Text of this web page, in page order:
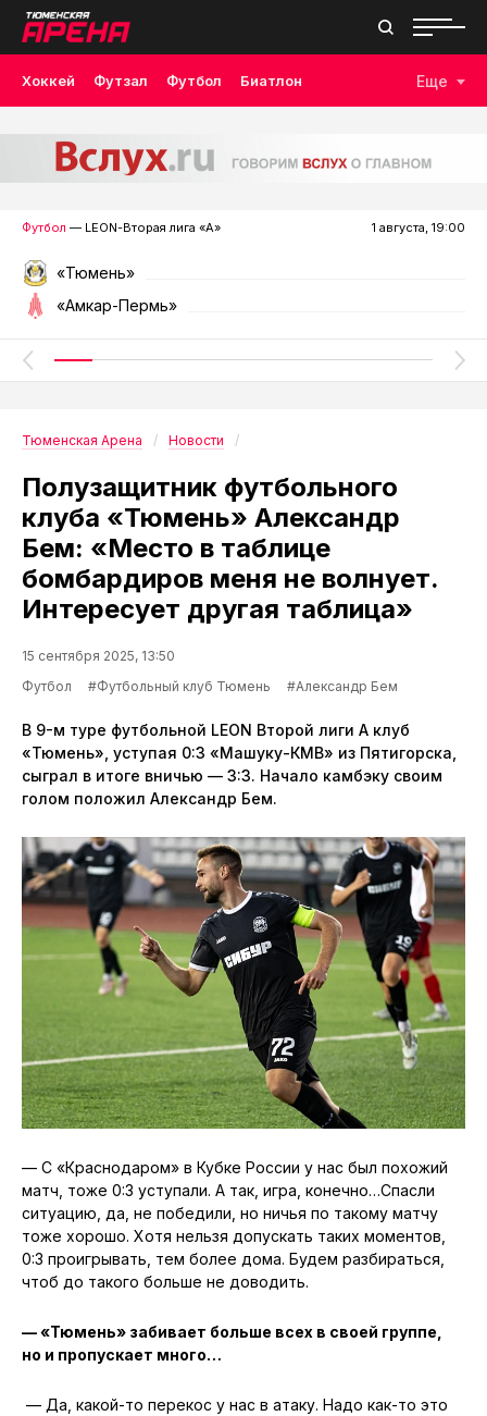
Хоккей Футзал Футбол Биатлон Еще
Футбол — LEON-Вторая лига «А» 1 августа, 19:00
«Тюмень»
«Амкар-Пермь»
Тюменская Арена Новости
Полузащитник футбольного
клуба «Тюмень» Александр
Бем: «Место в таблице
бомбардиров меня не волнует.
Интересует другая таблица»
15 сентября 2025, 13:50
Футбол
#Футбольный клуб Тюмень #Александр Бем
В 9-м туре футбольной LEON Второй лиги А клуб
«Тюмень», уступая 0:3 «Машуку-КМВ» из Пятигорска,
сыграл в итоге вничью — 3:3. Начало камбэку своим
голом положил Александр Бем.
— С «Краснодаром» в Кубке России у нас был похожий
матч, тоже 0:3 уступали. А так, игра, конечно…Спасли
ситуацию, да, не победили, но ничья по такому матчу
тоже хорошо. Хотя нельзя допускать таких моментов,
0:3 проигрывать, тем более дома. Будем разбираться,
чтоб до такого больше не доводить.
— «Тюмень» забивает больше всех в своей группе,
но и пропускает много…
— Да, какой-то перекос у нас в атаку. Надо как-то это